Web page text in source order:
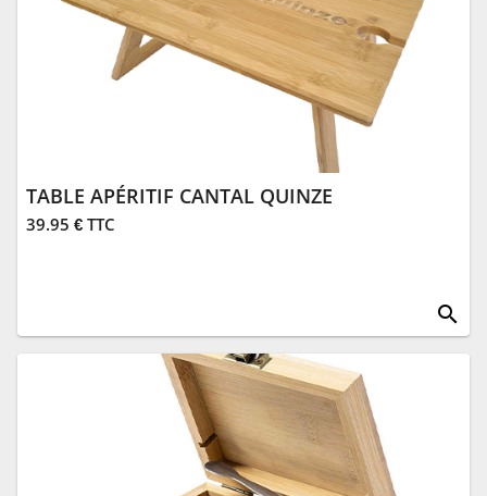
TABLE APÉRITIF CANTAL QUINZE
39.95 € TTC
search